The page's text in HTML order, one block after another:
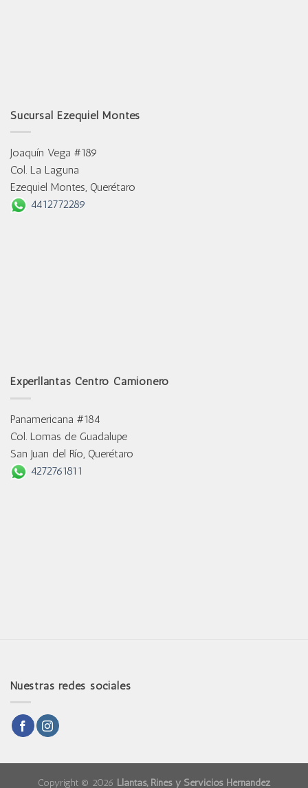
Sucursal Ezequiel Montes
Joaquín Vega #189
Col. La Laguna
Ezequiel Montes, Querétaro
4412772289
Experllantas Centro Camionero
Panamericana #184
Col. Lomas de Guadalupe
San Juan del Río, Querétaro
4272761811
Nuestras redes sociales
Copyright © 2026 Llantas, Rines y Servicios Hernández